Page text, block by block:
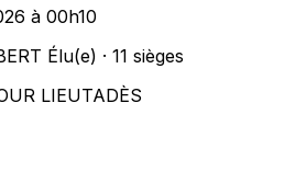
à 00h10
Élu(e) · 11 sièges
LIEUTADÈS